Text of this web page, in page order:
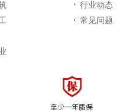
行业动态
常见问题